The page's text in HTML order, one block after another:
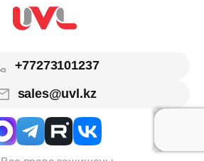
+77273101237
sales@uvl.kz